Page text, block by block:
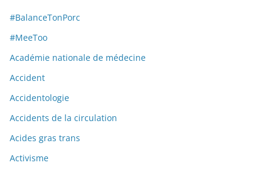
#BalanceTonPorc
#MeeToo
Académie nationale de médecine
Accident
Accidentologie
Accidents de la circulation
Acides gras trans
Activisme